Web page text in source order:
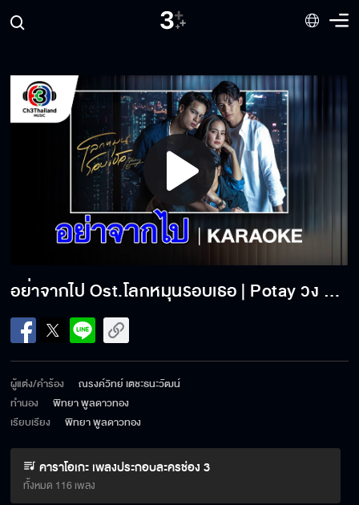
Play
Video
อย่าจากไป Ost.โลกหมุนรอบเธอ | Potay วง Mean | Official Karaoke
ผู้แต่ง/คำร้อง
ณรงค์วิทย์ เตชะธนะวัฒน์
ทำนอง
พิทยา พูลดาวทอง
เรียบเรียง
พิทยา พูลดาวทอง
คาราโอเกะ เพลงประกอบละครช่อง 3
ทั้งหมด 116 เพลง
สัมผัสรัก (Touch My Heart) Ost. In Love Forever วาดฝัน
วันวิวาห์ | BOWKYLION | Official Karaoke
ที่ปลอดภัยใกล้ฉัน Ost.รักสุดท้าย My Safe Zone | ลีน่า ลลินา
รักแล้วไม่รู้ (ดีกว่ารู้แล้วไม่รัก) Ost.รักสุดท้าย My Safe Zone
| หมิว-ณัชชา | Official Karaoke
ระยะไกลของดวงจันทร์ Ost.เพียงเธอ Only You | ออม กรณ์
นภัส | Official Karaoke
Moonlight Ost.เพียงเธอ Only you | หลิงหลิง คอง | Official
#Saveme​ Ost.บาปอยุติธรรม | อิมเมจ สุธิตา | Official
มากไปใช่ไหม Ost.สองเสน่หา | แก้ม วิชญาณี | Official
Karaoke